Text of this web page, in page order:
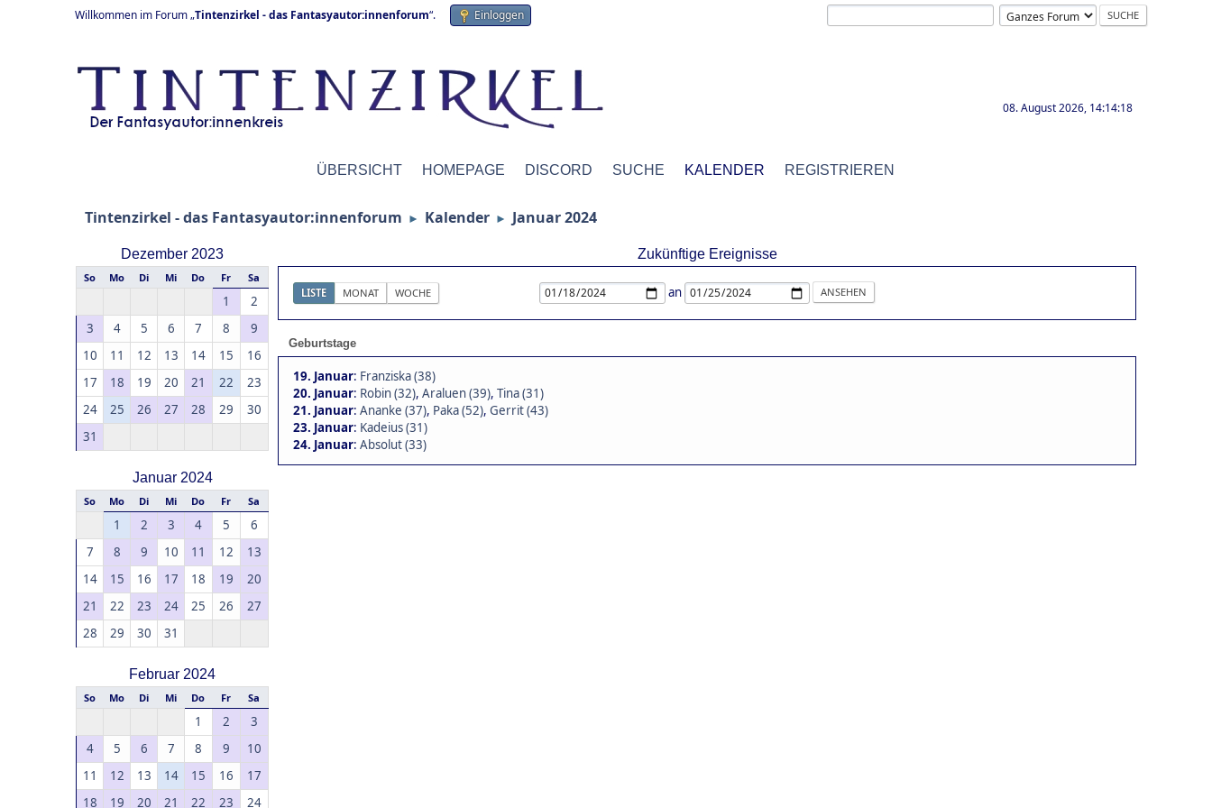
Willkommen im Forum „Tintenzirkel - das Fantasyautor:innenforum“. Einloggen
08. August 2026, 14:14:18
ÜBERSICHT HOMEPAGE DISCORD SUCHE KALENDER REGISTRIEREN
Tintenzirkel - das Fantasyautor:innenforum ► Kalender ► Januar 2024
Dezember 2023
So Mo Di Mi Do Fr Sa
1
2
3
4 5 6 7 8
9
10
11 12 13 14 15
16
17
18 19 20 21 22
23
24
25 26 27 28 29
30
31
Januar 2024
So Mo Di Mi Do Fr Sa
1 2 3 4 5
6
7
8 9 10 11 12
13
14
15 16 17 18 19
20
21
22 23 24 25 26
27
28
29 30 31
Februar 2024
So Mo Di Mi Do Fr Sa
1 2
3
4
5 6 7 8 9
10
11
12 13 14 15 16
17
18
19 20 21 22 23 24
Zukünftige Ereignisse
LISTE MONAT WOCHE an
Geburtstage
19. Januar: Franziska (38)
20. Januar: Robin (32), Araluen (39), Tina (31)
21. Januar: Ananke (37), Paka (52), Gerrit (43)
23. Januar: Kadeius (31)
24. Januar: Absolut (33)